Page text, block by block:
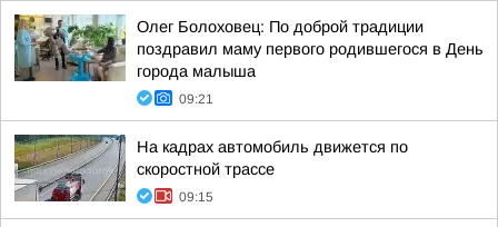
Олег Болоховец: По доброй традиции
поздравил маму первого родившегося в День
города малыша
09:21
На кадрах автомобиль движется по
скоростной трассе
09:15